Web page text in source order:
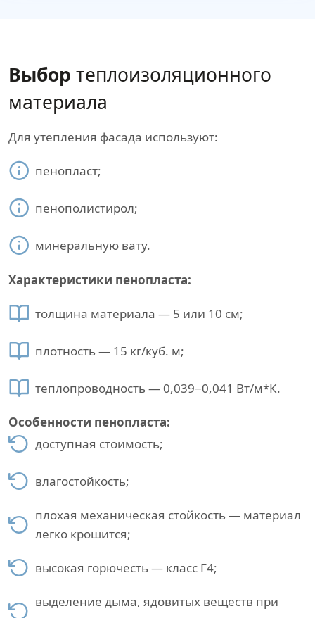
Выбор теплоизоляционного
материала
Для утепления фасада используют:
пенопласт;
пенополистирол;
минеральную вату.
Характеристики пенопласта:
толщина материала — 5 или 10 см;
плотность — 15 кг/куб. м;
теплопроводность — 0,039−0,041 Вт/м*К.
Особенности пенопласта:
доступная стоимость;
влагостойкость;
плохая механическая стойкость — материал
легко крошится;
высокая горючесть — класс Г4;
выделение дыма, ядовитых веществ при